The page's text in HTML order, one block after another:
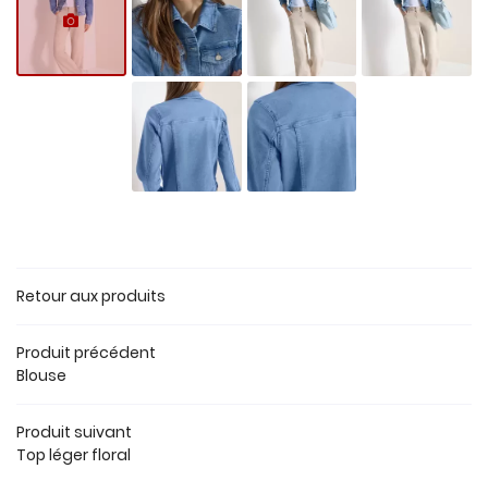
SERVICES
À PORTER
& ACCESSOIRES
Retour aux produits
Produit précédent
Blouse
Produit suivant
Top léger floral